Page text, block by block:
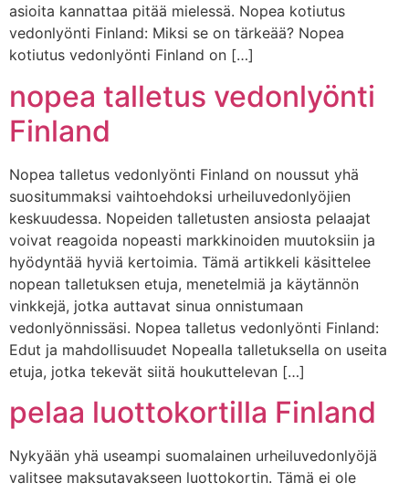
asioita kannattaa pitää mielessä. Nopea kotiutus
vedonlyönti Finland: Miksi se on tärkeää? Nopea
kotiutus vedonlyönti Finland on […]
nopea talletus vedonlyönti
Finland
Nopea talletus vedonlyönti Finland on noussut yhä
suositummaksi vaihtoehdoksi urheiluvedonlyöjien
keskuudessa. Nopeiden talletusten ansiosta pelaajat
voivat reagoida nopeasti markkinoiden muutoksiin ja
hyödyntää hyviä kertoimia. Tämä artikkeli käsittelee
nopean talletuksen etuja, menetelmiä ja käytännön
vinkkejä, jotka auttavat sinua onnistumaan
vedonlyönnissäsi. Nopea talletus vedonlyönti Finland:
Edut ja mahdollisuudet Nopealla talletuksella on useita
etuja, jotka tekevät siitä houkuttelevan […]
pelaa luottokortilla Finland
Nykyään yhä useampi suomalainen urheiluvedonlyöjä
valitsee maksutavakseen luottokortin. Tämä ei ole